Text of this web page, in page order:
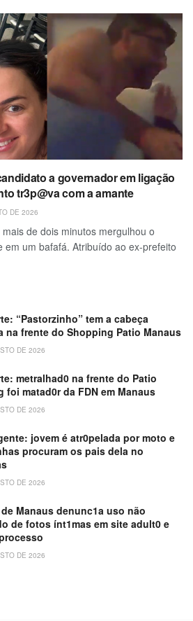
a governador em ligação
tr3p@va com a amante
DE 2026
de dois minutos mergulhou o
em um bafafá. Atribuído ao ex-prefeito
“Pastorzinho” tem a cabeça
na frente do Shopping Patio Manaus
DE 2026
metralhad0 na frente do Patio
foi matad0r da FDN em Manaus
DE 2026
jovem é atr0pelada por moto e
procuram os pais dela no
DE 2026
Manaus denunc1a uso não
de fotos ínt1mas em site adult0 e
DE 2026